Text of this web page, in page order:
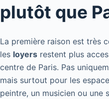
plutôt que
La première raison est très
les loyers restent plus
centre de Paris. Pas
mais surtout pour les
peintre, un musicien ou une